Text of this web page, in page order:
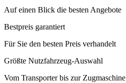
Auf einen Blick die besten Angebote
Bestpreis garantiert
Für Sie den besten Preis verhandelt
Größte Nutzfahrzeug-Auswahl
Vom Transporter bis zur Zugmaschine